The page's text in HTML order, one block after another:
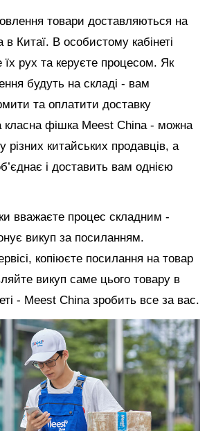
товари доставляються на
Китаї. В особистому кабінеті
їх рух та керуєте процесом. Як
будуть на складі - вам
та оплатити доставку
фішка Meest China - можна
різних китайських продавців, а
і доставить вам однією
вважаєте процес складним -
викуп за посиланням.
копіюєте посилання на товар
викуп саме цього товару в
- Meest China зробить все за вас.